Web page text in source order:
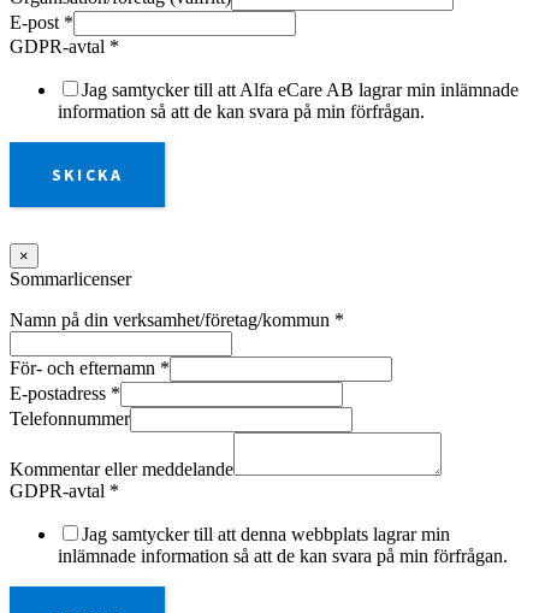
E-post *
GDPR-avtal *
Jag samtycker till att Alfa eCare AB lagrar min inlämnade
information så att de kan svara på min förfrågan.
SKICKA
×
Sommarlicenser
Namn på din verksamhet/företag/kommun *
För- och efternamn *
E-postadress *
Telefonnummer
Kommentar eller meddelande
GDPR-avtal *
Jag samtycker till att denna webbplats lagrar min
inlämnade information så att de kan svara på min förfrågan.